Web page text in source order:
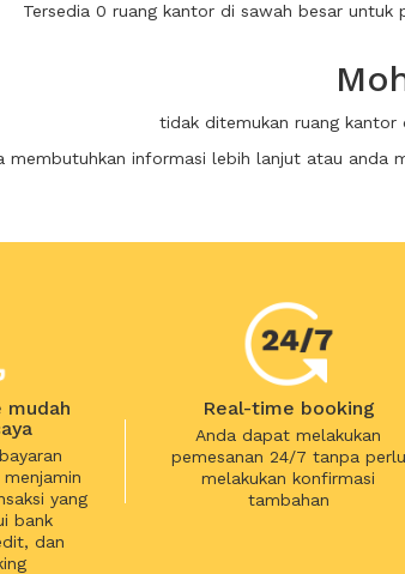
Tersedia 0 ruang kantor di sawah besar
tidak ditemukan ruang
membutuhkan informasi lebih lanjut atau anda
mudah
yang
bank
dan
Real-time booking
Anda dapat melakukan
pemesanan 24/7 tanpa perlu
melakukan konfirmasi
tambahan